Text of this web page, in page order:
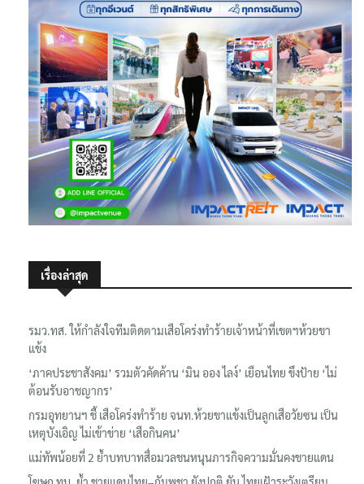
เรื่องล่าสุด
รมว.ทส. ให้กำลังใจทีมติดตามเสือโคร่งทำร้ายเจ้าหน้าที่เขตฯห้วยขา
‘ภาคประชาสังคม’ รวมตัวคัดค้าน ‘มิน ออง ไลง์’ เยือนไทย ขึงป้าย ‘ไม่
ต้อนรับอาชญากร’
กรมอุทยานฯ ชี้ เสือโคร่งทำร้าย จนท.ห้วยขาแข้งเป็นลูกเสือวัยซน เป็น
เหตุบังเอิญ ไม่เข้าข่าย ‘เสือกินคน’
แม่ทัพน้อยที่ 2 ย้ำบทบาทสื่อมวลชนหนุนภารกิจความมั่นคงชายแดน